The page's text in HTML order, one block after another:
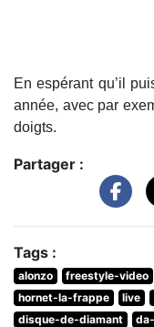
En espérant qu’il
année, avec par
doigts.
Partager :
Tags :
alonzo freestyle-video
hornet-la-frappe
live
disque-de-diamant